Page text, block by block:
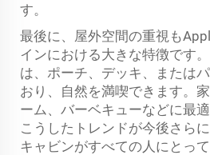
す。
最後に、屋外空間の重視も
インにおける大きな特徴です
は、ポーチ、デッキ、または
おり、自然を満喫できます。
ーム、バーベキューなどに最
こうしたトレンドが今後さら
キャビンがすべての人にとっ